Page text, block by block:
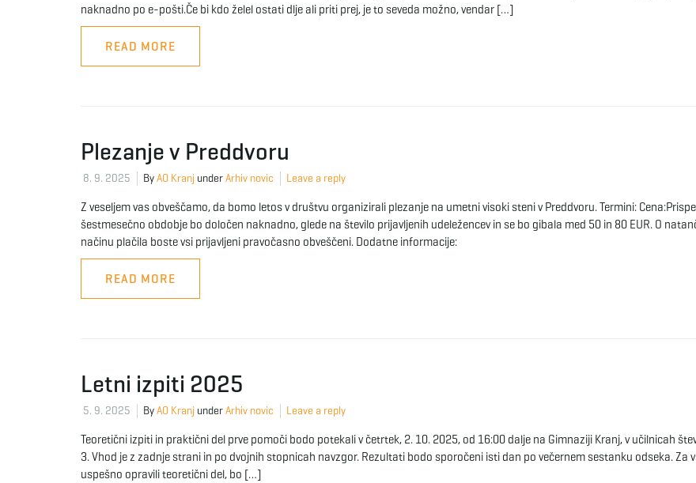
naknadno po e-pošti.Če bi kdo želel ostati dlje ali priti prej, je to seveda možno, vendar […]
READ MORE
Plezanje v Preddvoru
8. 9. 2025 ByAO Kranj underArhiv novic Leave a reply
Z veseljem vas obveščamo, da bomo letos v društvu organizirali plezanje na umetni visoki steni v Preddvoru. Termini:
šestmesečno obdobje bo določen naknadno, glede na število prijavljenih udeležencev in se bo gibala med 50 in 80 EUR. O
načinu plačila boste vsi prijavljeni pravočasno obveščeni. Dodatne informacije:
READ MORE
Letni izpiti 2025
5. 9. 2025 ByAO Kranj underArhiv novic Leave a reply
Teoretični izpiti in praktični del prve pomoči bodo potekali v četrtek, 2. 10. 2025, od 16:00 dalje na Gimnaziji Kranj, v učilnicah
3. Vhod je z zadnje strani in po dvojnih stopnicah navzgor. Rezultati bodo sporočeni isti dan po večernem sestanku odseka. Za
uspešno opravili teoretični del, bo […]